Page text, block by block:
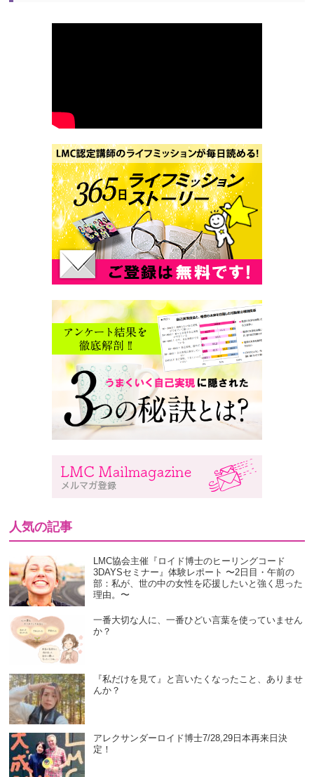
人気の記事
LMC協会主催『ロイド博士のヒーリングコード
3DAYSセミナー』体験レポート 〜2日目・午前の
部：私が、世の中の女性を応援したいと強く思った
理由。〜
一番大切な人に、一番ひどい言葉を使っていません
か？
『私だけを見て』と言いたくなったこと、ありませ
んか？
アレクサンダーロイド博士7/28,29日本再来日決
定！